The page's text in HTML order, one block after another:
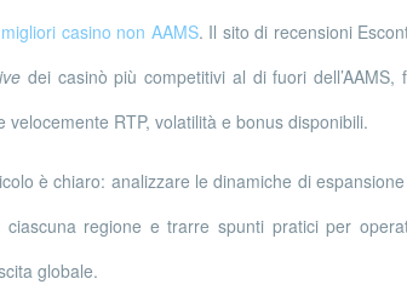
migliori casino non AAMS. Il sito di recensioni
dei casinò più competitivi al di fuori
velocemente RTP, volatilità e bonus disponibili.
è chiaro: analizzare le dinamiche di
ciascuna regione e trarre spunti pratici per
globale.